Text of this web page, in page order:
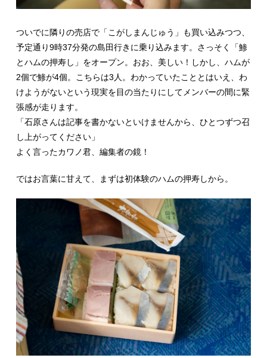
ついでに隣りの売店で「こがしまんじゅう」も買い込みつつ、
予定通り9時37分発の島田行きに乗り込みます。さっそく「鯵
とハムの押寿し」をオープン。おお、美しい！しかし、ハムが
2個で鯵が4個。こちらは3人。わかっていたこととはいえ、わ
けようがないという現実を目の当たりにしてメンバーの間に緊
張感が走ります。
「石原さんは記事を書かないといけませんから、ひとつずつ召
し上がってください」
よく言ったカワノ君、編集者の鏡！
ではお言葉に甘えて、まずは初体験のハムの押寿しから。